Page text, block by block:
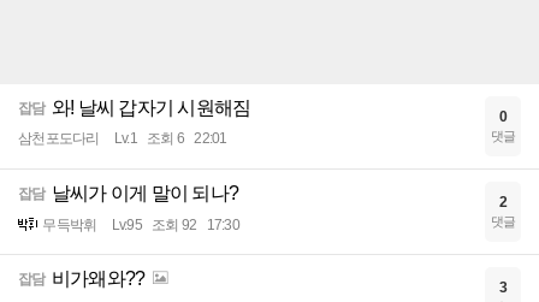
잡담 와! 날씨 갑자기 시원해짐
삼천포도다리 Lv.1 조회 6 22:01
0
댓글
잡담 날씨가 이게 말이 되나?
무득박휘 Lv.95 조회 92 17:30
2
댓글
잡담 비가왜와?? 3